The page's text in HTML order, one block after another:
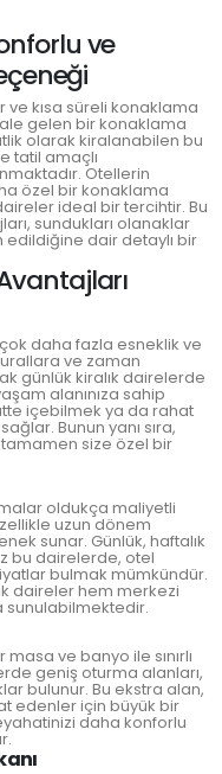
ve
kısa süreli konaklama
gelen bir konaklama
olarak kiralanabilen bu
tatil amaçlı
Otellerin
özel bir konaklama
ideal bir tercihtir. Bu
sundukları olanaklar
dair detaylı bir
daha fazla esneklik ve
ve zaman
günlük kiralık dairelerde
alanınıza sahip
içebilmek ya da rahat
Bunun yanı sıra,
size özel bir
oldukça maliyetli
uzun dönem
sunar. Günlük, haftalık
bu dairelerde, otel
bulmak mümkündür.
daireler hem merkezi
sunulabilmektedir.
ve banyo ile sınırlı
geniş oturma alanları,
bulunur. Bu ekstra alan,
edenler için büyük bir
daha konforlu